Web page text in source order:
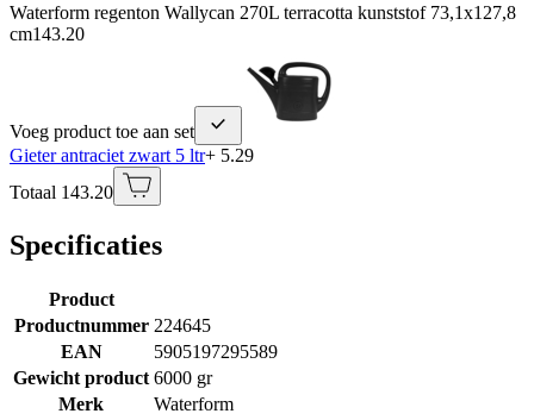
Waterform regenton Wallycan 270L terracotta kunststof 73,1x127,8
cm143.20
Voeg product toe aan set
Gieter antraciet zwart 5 ltr+ 5.29
Totaal 143.20
Specificaties
Product
Productnummer 224645
EAN
5905197295589
Gewicht product 6000 gr
Merk
Waterform